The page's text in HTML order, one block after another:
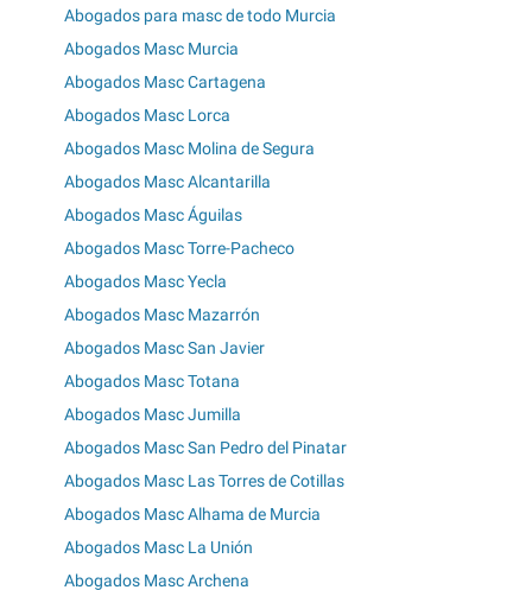
Abogados para masc de todo Murcia
Abogados Masc Murcia
Abogados Masc Cartagena
Abogados Masc Lorca
Abogados Masc Molina de Segura
Abogados Masc Alcantarilla
Abogados Masc Águilas
Abogados Masc Torre-Pacheco
Abogados Masc Yecla
Abogados Masc Mazarrón
Abogados Masc San Javier
Abogados Masc Totana
Abogados Masc Jumilla
Abogados Masc San Pedro del Pinatar
Abogados Masc Las Torres de Cotillas
Abogados Masc Alhama de Murcia
Abogados Masc La Unión
Abogados Masc Archena